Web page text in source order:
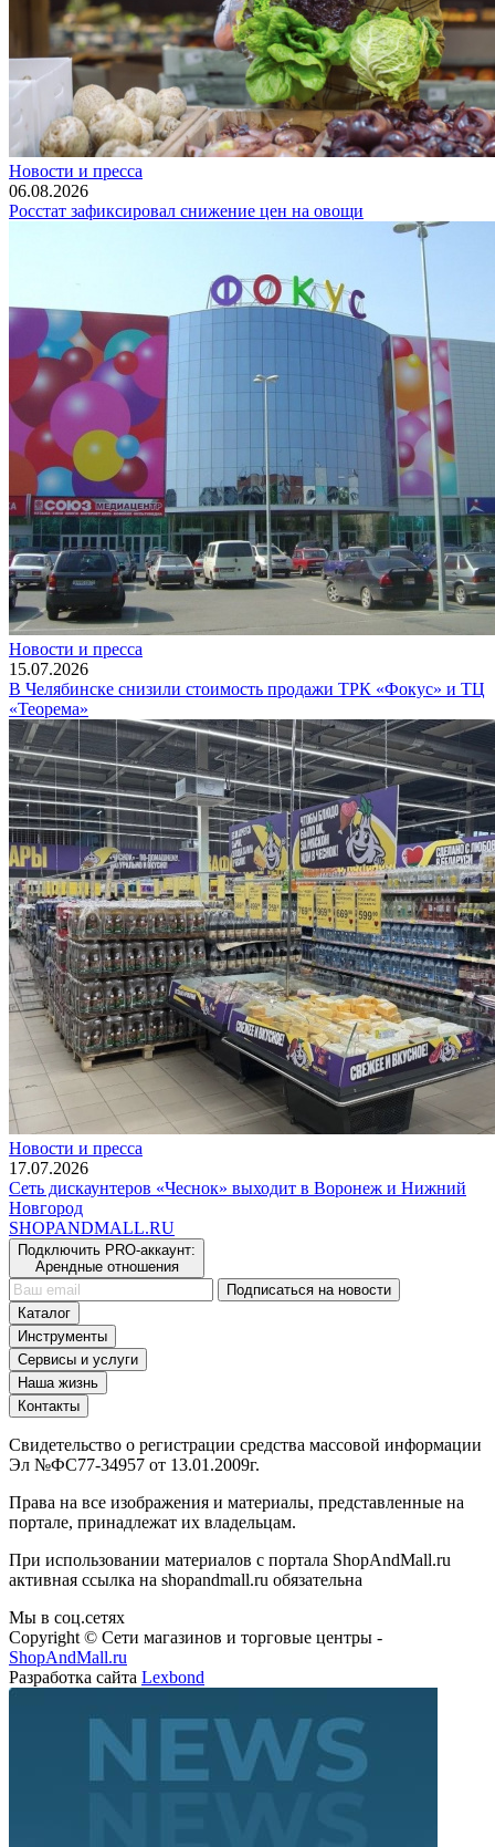
Новости и пресса
06.08.2026
Росстат зафиксировал снижение цен на овощи
Новости и пресса
15.07.2026
В Челябинске снизили стоимость продажи ТРК «Фокус» и ТЦ
«Теорема»
Новости и пресса
17.07.2026
Сеть дискаунтеров «Чеснок» выходит в Воронеж и Нижний
Новгород
SHOPANDMALL.RU
Подключить PRO-аккаунт:
Арендные отношения
Подписаться на новости
Каталог
Инструменты
Сервисы и услуги
Наша жизнь
Контакты
Свидетельство о регистрации средства массовой информации
Эл №ФС77-34957 от 13.01.2009г.
Права на все изображения и материалы, представленные на
портале, принадлежат их владельцам.
При использовании материалов с портала ShopAndMall.ru
активная ссылка на shopandmall.ru обязательна
Мы в соц.сетях
Copyright © Сети магазинов и торговые центры -
ShopAndMall.ru
Разработка сайта Lexbond